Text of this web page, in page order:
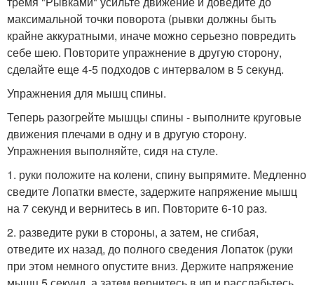
максимальной точки поворота (рывки должны быть
крайне аккуратными, иначе можно серьезно повредить
себе шею. Повторите упражнение в другую сторону,
сделайте еще 4-5 подходов с интервалом в 5 секунд.
Упражнения для мышц спины.
Теперь разогрейте мышцы спины - выполните круговые
движения плечами в одну и в другую сторону.
Упражнения выполняйте, сидя на стуле.
1. руки положите на колени, спину выпрямите. Медленно
сведите Лопатки вместе, задержите напряжение мышц
на 7 секунд и вернитесь в ип. Повторите 6-10 раз.
2. разведите руки в стороны, а затем, не сгибая,
отведите их назад, до полного сведения Лопаток (руки
при этом немного опустите вниз. Держите напряжение